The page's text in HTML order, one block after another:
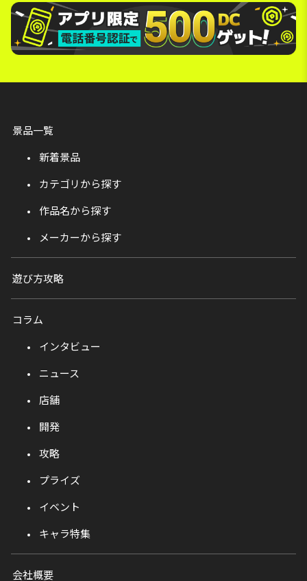
景品一覧
新着景品
カテゴリから探す
作品名から探す
メーカーから探す
遊び方攻略
コラム
インタビュー
ニュース
店舗
開発
攻略
プライズ
イベント
キャラ特集
会社概要